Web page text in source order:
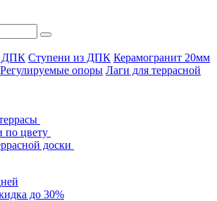
ДПК Ступени из ДПК Керамогранит 20мм
Регулируемые опоры Лаги для террасной
по цвету
доски
до 30%